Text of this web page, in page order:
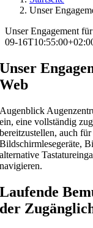
Unser
Unser Engagement
09-
Unser
Web
Augenblick
ein, eine vollständig
bereitzustellen, auch
Bildschirmlesegeräte,
alternative
navigieren.
Laufende
der